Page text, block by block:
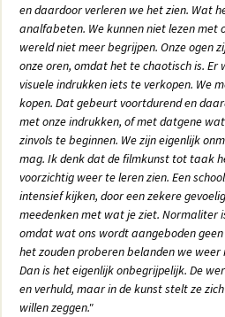
en daardoor verleren we het zien. Wat
analfabeten. We kunnen niet lezen met
wereld niet meer begrijpen. Onze ogen
onze oren, omdat het te chaotisch is. Er
visuele indrukken iets te verkopen. We
kopen. Dat gebeurt voortdurend en
met onze indrukken, of met datgene
zinvols te beginnen. We zijn eigenlijk
mag. Ik denk dat de filmkunst tot taak
voorzichtig weer te leren zien. Een
intensief kijken, door een zekere
meedenken met wat je ziet. Normaliter
omdat wat ons wordt aangeboden
het zouden proberen belanden we
Dan is het eigenlijk onbegrijpelijk. De
en verhuld, maar in de kunst stelt ze
willen zeggen."